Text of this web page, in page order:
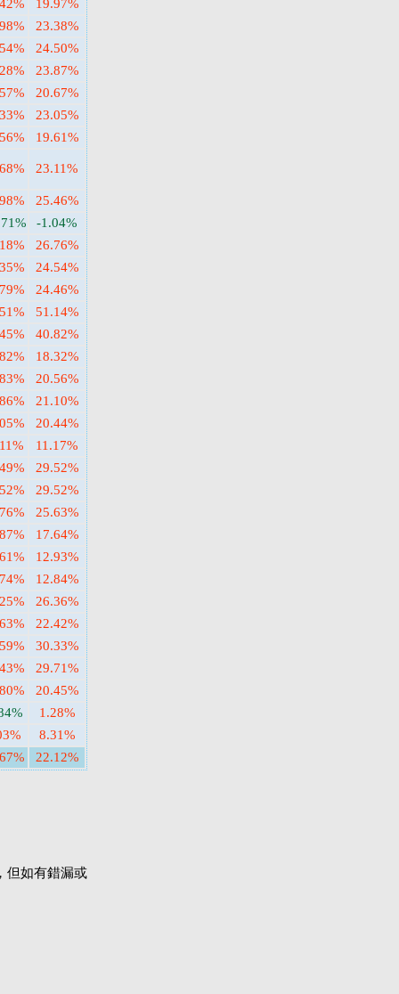
19.97%
23.38%
24.50%
23.87%
20.67%
23.05%
19.61%
23.11%
25.46%
-1.04%
26.76%
24.54%
24.46%
51.14%
40.82%
18.32%
20.56%
21.10%
20.44%
11.17%
29.52%
29.52%
25.63%
17.64%
12.93%
12.84%
26.36%
22.42%
30.33%
29.71%
20.45%
1.28%
8.31%
22.12%
但如有錯漏或